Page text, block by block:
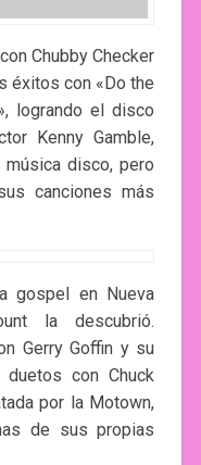
Chubby Checker
éxitos con «Do the
logrando el disco
Kenny Gamble,
disco, pero
canciones más
gospel en Nueva
la descubrió.
Gerry Goffin y su
con Chuck
por la Motown,
de sus propias